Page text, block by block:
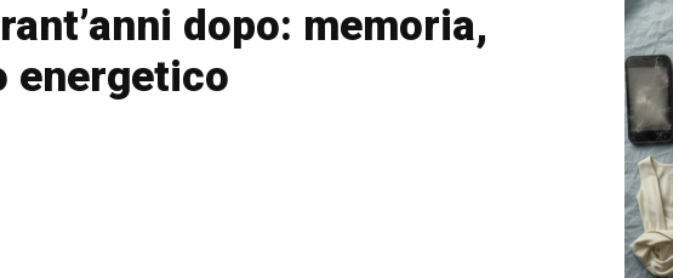
dopo: memoria,
energetico